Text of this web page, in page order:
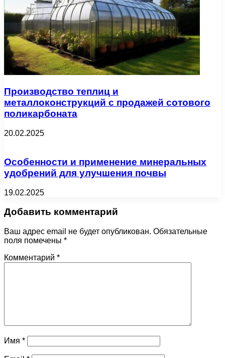
Производство теплиц и
металлоконструкций с продажей сотового
поликарбоната
20.02.2025
Особенности и применение минеральных
удобрений для улучшения почвы
19.02.2025
Добавить комментарий
Ваш адрес email не будет опубликован. Обязательные
поля помечены *
Комментарий *
Имя *